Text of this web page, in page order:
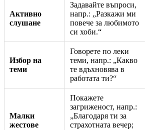
Активно
слушане
Задавайте въпроси,
напр.: „Разкажи ми
повече за любимото
си хоби.“
Избор на
теми
Говорете по леки
теми, напр.: „Какво
те вдъхновява в
работата ти?“
Малки
жестове
Покажете
загриженост, напр.:
„Благодаря ти за
страхотната вечер;